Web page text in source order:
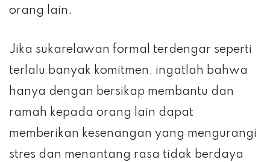
orang lain.
Jika sukarelawan formal terdengar seperti
terlalu banyak komitmen, ingatlah bahwa
hanya dengan bersikap membantu dan
ramah kepada orang lain dapat
memberikan kesenangan yang mengurangi
stres dan menantang rasa tidak berdaya